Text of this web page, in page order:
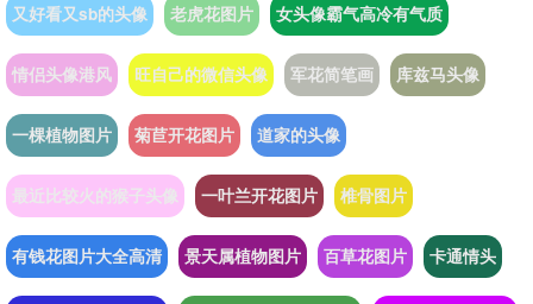
又好看又sb的头像 老虎花图片 女头像霸气高冷有气质
情侣头像港风 旺自己的微信头像 军花简笔画 库兹马头像
一棵植物图片 菊苣开花图片 道家的头像
最近比较火的猴子头像 一叶兰开花图片 椎骨图片
有钱花图片大全高清 景天属植物图片 百草花图片 卡通情头